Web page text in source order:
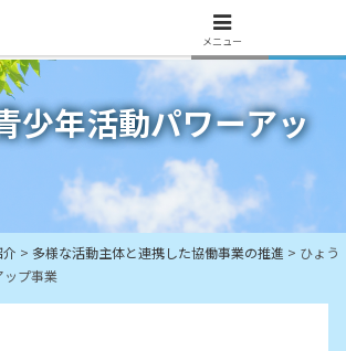
少年活動パワーアッ
> 多様な活動主体と連携した協働事業の推進 > ひょう
ップ事業
メニュー